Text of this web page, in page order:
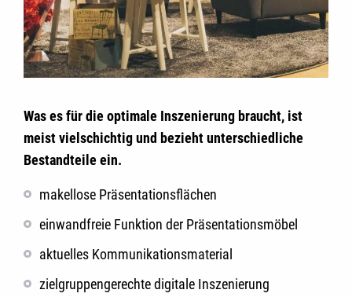
Was es für die optimale Inszenierung braucht, ist
meist vielschichtig und bezieht unterschiedliche
Bestandteile ein.
makellose Präsentationsflächen
einwandfreie Funktion der Präsentationsmöbel
aktuelles Kommunikationsmaterial
zielgruppengerechte digitale Inszenierung